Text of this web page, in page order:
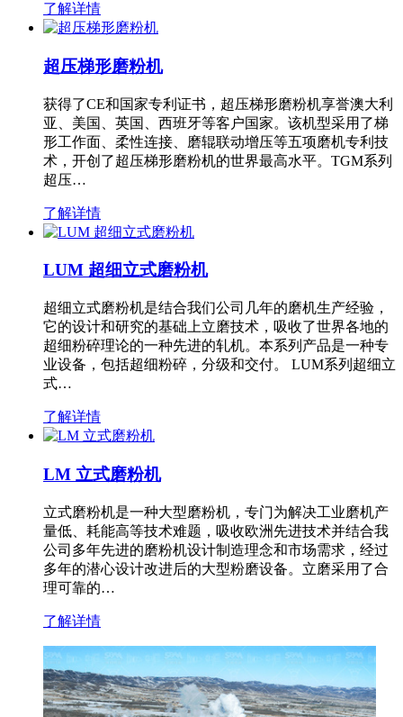
了解详情
超压梯形磨粉机
获得了CE和国家专利证书，超压梯形磨粉机享誉澳大利
亚、美国、英国、西班牙等客户国家。该机型采用了梯
形工作面、柔性连接、磨辊联动增压等五项磨机专利技
术，开创了超压梯形磨粉机的世界最高水平。TGM系列
超压…
了解详情
LUM 超细立式磨粉机
超细立式磨粉机是结合我们公司几年的磨机生产经验，
它的设计和研究的基础上立磨技术，吸收了世界各地的
超细粉碎理论的一种先进的轧机。本系列产品是一种专
业设备，包括超细粉碎，分级和交付。 LUM系列超细立
式…
了解详情
LM 立式磨粉机
立式磨粉机是一种大型磨粉机，专门为解决工业磨机产
量低、耗能高等技术难题，吸收欧洲先进技术并结合我
公司多年先进的磨粉机设计制造理念和市场需求，经过
多年的潜心设计改进后的大型粉磨设备。立磨采用了合
理可靠的…
了解详情